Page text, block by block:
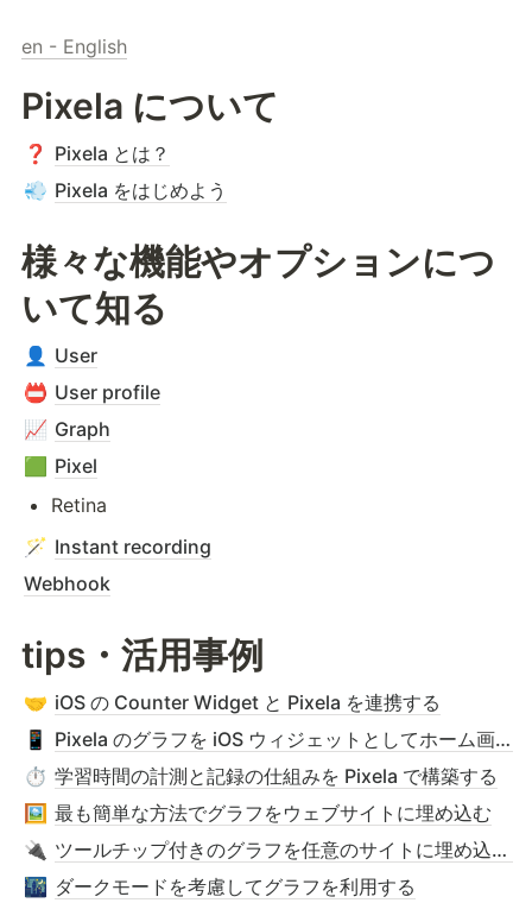
en - English
Pixela について
❓ Pixela とは？
💨 Pixela をはじめよう
様々な機能やオプションにつ
いて知る
👤 User
📛 User profile
📈 Graph
🟩
Pixel
Retina
🪄 Instant recording
Webhook
tips・活用事例
🤝 iOS の Counter Widget と Pixela を連携する
📱 Pixela のグラフを iOS ウィジェットとしてホーム画面に追加する
⏱️ 学習時間の計測と記録の仕組みを Pixela で構築する
🖼️ 最も簡単な方法でグラフをウェブサイトに埋め込む
🔌 ツールチップ付きのグラフを任意のサイトに埋め込む - simple mode & iframe
🌃 ダークモードを考慮してグラフを利用する